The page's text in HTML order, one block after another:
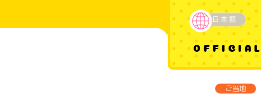
OFFICIAL
日本語
ご当地